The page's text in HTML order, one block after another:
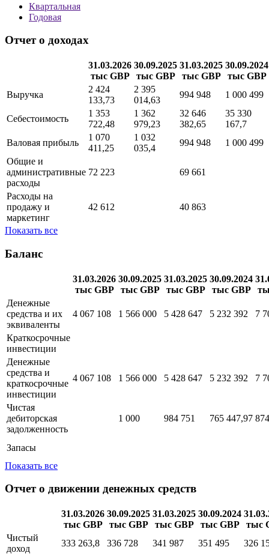
Квартальная
Годовая
Отчет о доходах
31.03.2026
тыс GBP
30.09.2025
тыс GBP
31.03.2025
тыс GBP
30.09.2024
тыс GBP
Выручка
2 424
133,73
2 395
014,63
994 948 1 000 499
Себестоимость
1 353
722,48
1 362
979,23
32 646
382,65
35 330
167,7
Валовая прибыль
1 070
411,25
1 032
035,4
994 948
1 000 499
Общие и
административные
расходы
72 223 69 661
Расходы на
продажу и
маркетинг
42 612 40 863
Показать все
Баланс
31.03.2026
тыс GBP
30.09.2025
тыс GBP
31.03.2025
тыс GBP
30.09.2024
тыс GBP
Денежные
средства и их
эквиваленты
4 067 108 1 566 000 5 428 647 5 232 392 7
Краткосрочные
инвестиции
Денежные
средства и
краткосрочные
инвестиции
4 067 108 1 566 000 5 428 647 5 232 392 7
Чистая
дебиторская
задолженность
1 000 984 751 765 447,97
Запасы
Показать все
Отчет о движении денежных средств
31.03.2026
тыс GBP
30.09.2025
тыс GBP
31.03.2025
тыс GBP
30.09.2024
тыс GBP
тыс
Чистый
доход
333 263,8 336 728 341 987 351 495
326